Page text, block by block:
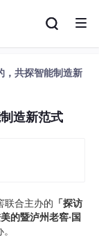
，共探智能制造新
造新范式
联合主办的 「探访
的暨泸州老窖·国